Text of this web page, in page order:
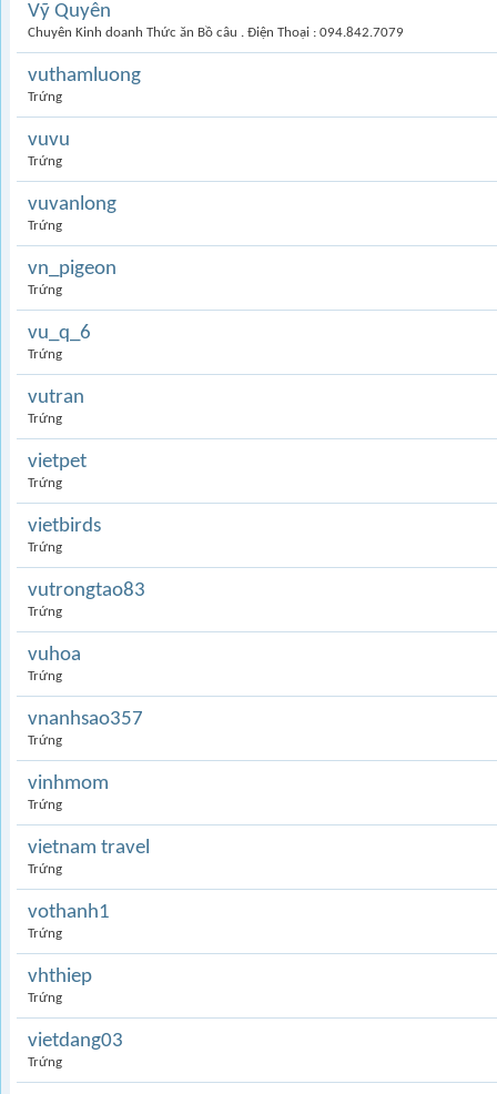
Vỹ Quyên
Chuyên Kinh doanh Thức ăn Bồ câu . Điện Thoại : 094.842.7079
vuthamluong
Trứng
vuvu
Trứng
vuvanlong
Trứng
vn_pigeon
Trứng
vu_q_6
Trứng
vutran
Trứng
vietpet
Trứng
vietbirds
Trứng
vutrongtao83
Trứng
vuhoa
Trứng
vnanhsao357
Trứng
vinhmom
Trứng
vietnam travel
Trứng
vothanh1
Trứng
vhthiep
Trứng
vietdang03
Trứng